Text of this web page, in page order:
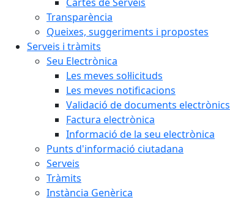
Transparència
Queixes, suggeriments i propostes
Serveis i tràmits
Seu Electrònica
Les meves sol·licituds
Les meves notificacions
Validació de documents electrònics
Factura electrònica
Informació de la seu electrònica
Punts d'informació ciutadana
Serveis
Tràmits
Instància Genèrica